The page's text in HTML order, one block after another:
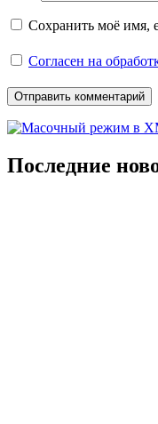
Сохранить моё имя,
Согласен на
Последние